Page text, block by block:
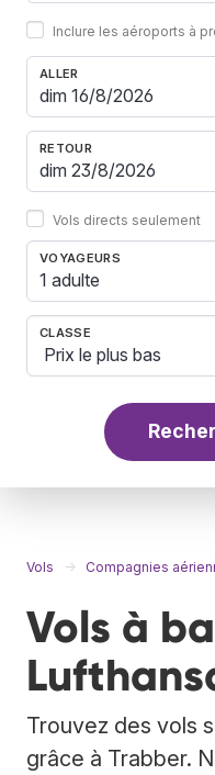
Inclure les aéroports à
ALLER
RETOUR
Vols directs seulement
VOYAGEURS
1 adulte
CLASSE
Vols Compagnies
Vols à
Trouvez des vols
grâce à Trabber.